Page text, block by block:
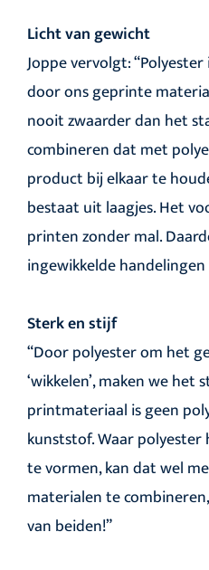
Licht van gewicht
Joppe vervolgt:
door ons geprinte
nooit zwaarder dan het
combineren dat met
product bij elkaar te
bestaat uit laagjes. Het
printen zonder mal.
ingewikkelde
Sterk en stijf
“Door polyester om het
‘wikkelen’, maken we het
printmateriaal is geen
kunststof. Waar
te vormen, kan dat wel
materialen te
van beiden!”